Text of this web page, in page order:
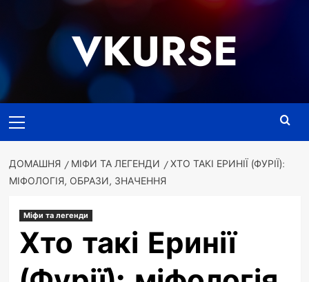
VKURSE
меню
ДОМАШНЯ МІФИ ТА ЛЕГЕНДИ
ХТО ТАКІ ЕРИНІЇ (ФУРІЇ):
МІФОЛОГІЯ, ОБРАЗИ, ЗНАЧЕННЯ
Міфи та легенди
Хто такі Еринії